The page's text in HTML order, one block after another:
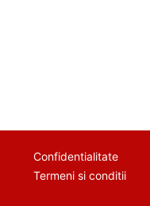
Confidentialitate
Termeni si conditii